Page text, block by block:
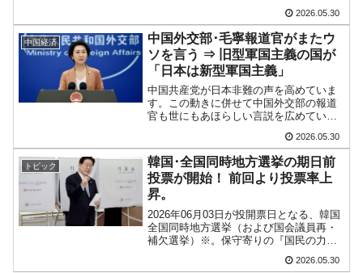
韓国･警察職員が「丸刈りになって抗議活
動」
『Money1』
中国だけが鉄鋼輸出を異常増加させる ⇒ 中
国の過剰生産が世界を蝕む。
『Money1』
韓国製造業「半導体絶好調」のウラで他業種
は全般的「不調」⇒ PSIが示す現況は決して良くない。
『Money1』
【米韓激突案件】韓国消費者院が『クーパ
ン』1人当たり賠償10万ウォンを認定 ⇒ 総額3兆7,000億
『Money1』 韓国で猛暑。南東部では干ばつ
『Money1』
韓国型イージス搭載の次世代駆逐艦
「KDDX」1番艦、2032年竣工と公示
ン·ドンヨン）といえばこの動画。
『MBC』の記者およびアンカーキャスタ
ー出身で、本番前をとら...
2026.05.30
中国経済
中国外交部･毛寧報道官がまたウ
ソを言う ⇒ 旧型軍国主義の国が
「日本は新型軍国主義」
中国共産党が日本非難の声を高めていま
す。この動きに併せて中国外交部の報道
官も世にもあほらしい言説を広めていま
05月28日、毎度おなじ記者ブリーフィン
グでQ＆A以下のようなウソの回答をしま
した。ちなみに...
2026.05.30
トピック
韓国･全国同時地方選挙の期日前
投票が開始！ 前回より投票率上
昇。
2026年06月03日が投開票日となる、韓国
全国同時地方選挙（および国会議員再・
補欠選挙）※。保守寄りの『国民の力』
かが注目されています。2026年05月29
2026.05.30